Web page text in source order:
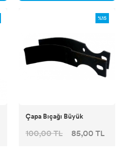
%15
Çapa Bıçağı Büyük
100,00 TL 85,00 TL